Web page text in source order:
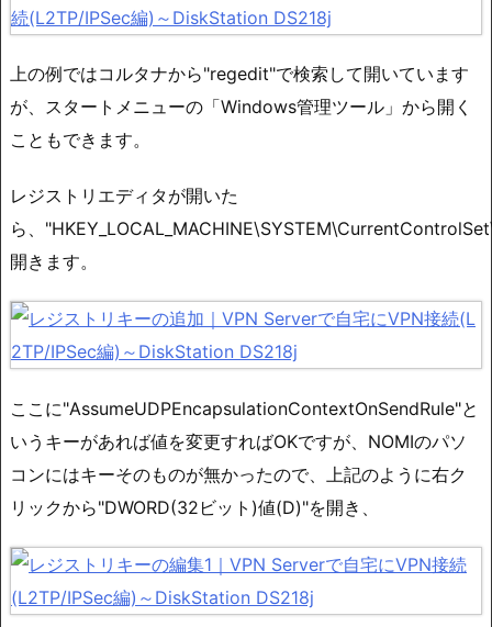
上の例ではコルタナから"regedit"で検索して開いています
が、スタートメニューの「Windows管理ツール」から開く
こともできます。
レジストリエディタが開いた
ら、
開きます。
ここに"AssumeUDPEncapsulationContextOnSendRule"と
いうキーがあれば値を変更すればOKですが、NOMIのパソ
コンにはキーそのものが無かったので、上記のように右ク
リックから"DWORD(32ビット)値(D)"を開き、